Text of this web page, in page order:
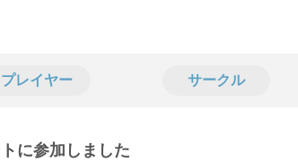
プレイヤー サークル
参加しました